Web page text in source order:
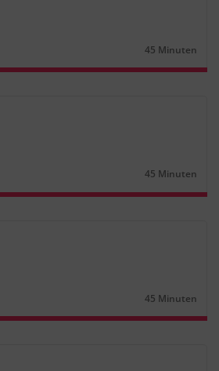
Dauer:
45 Minuten
Dauer:
45 Minuten
Dauer:
45 Minuten